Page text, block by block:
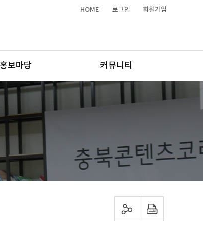
HOME 로그인 회원가입
홍보마당 커뮤니티
sns 공유하기 프린트하기